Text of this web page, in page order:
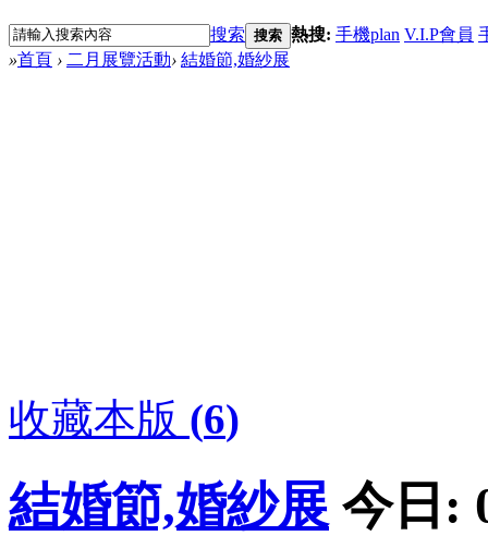
搜索 搜索 熱搜: 手機plan V.I.P會員
»首頁 › 二月展覽活動› 結婚節,婚紗展
收藏本版 (6)
結婚節,婚紗展 今日: